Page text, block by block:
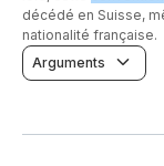
décédé en Suisse,
nationalité française.
Arguments